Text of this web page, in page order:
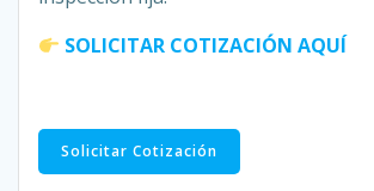
SOLICITAR COTIZACIÓN AQUÍ
Batería
Inteligente
Solicitar Cotización